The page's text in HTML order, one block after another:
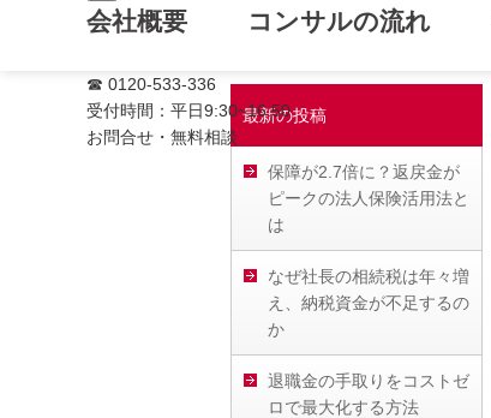
会社概要 コンサルの流れ
☎ 0120-533-336
受付時間：平日9:30~16:50
お問合せ・無料相談
最新の投稿
保障が2.7倍に？返戻金が
ピークの法人保険活用法と
は
なぜ社長の相続税は年々増
え、納税資金が不足するの
か
退職金の手取りをコストゼ
ロで最大化する方法